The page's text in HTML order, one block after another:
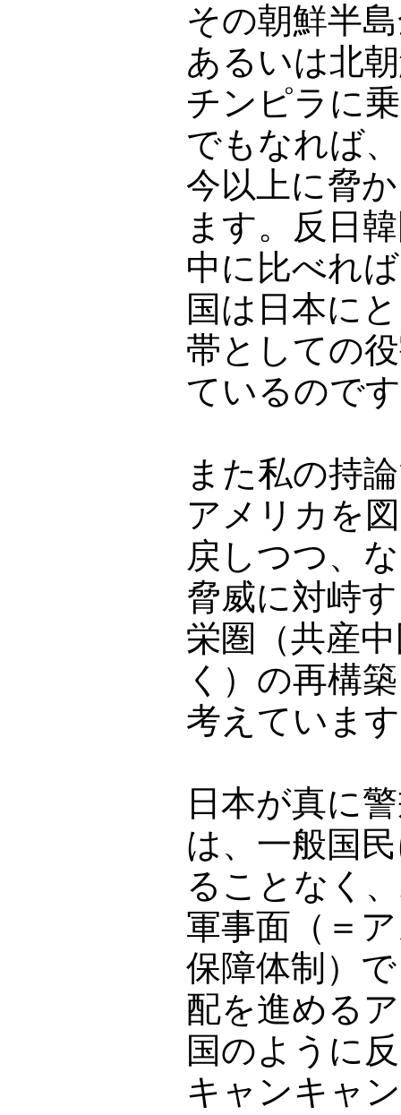
その朝鮮半
あるいは北
チンピラに
でもなれば
今以上に脅
ます。反日
中に比べれ
国は日本に
帯としての
ているので
また私の持
アメリカを
戻しつつ、
脅威に対峙
栄圏（共産
く）の再構
考えていま
日本が真に
は、一般国
ることなく
軍事面（＝
保障体制）
配を進める
国のように
キャンキャ